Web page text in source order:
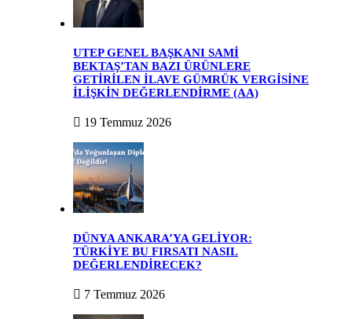
UTEP GENEL BAŞKANI SAMİ
BEKTAŞ’TAN BAZI ÜRÜNLERE
GETİRİLEN İLAVE GÜMRÜK VERGİSİNE
İLİŞKİN DEĞERLENDİRME (AA)
19 Temmuz 2026
DÜNYA ANKARA’YA GELİYOR:
TÜRKİYE BU FIRSATI NASIL
DEĞERLENDİRECEK?
7 Temmuz 2026